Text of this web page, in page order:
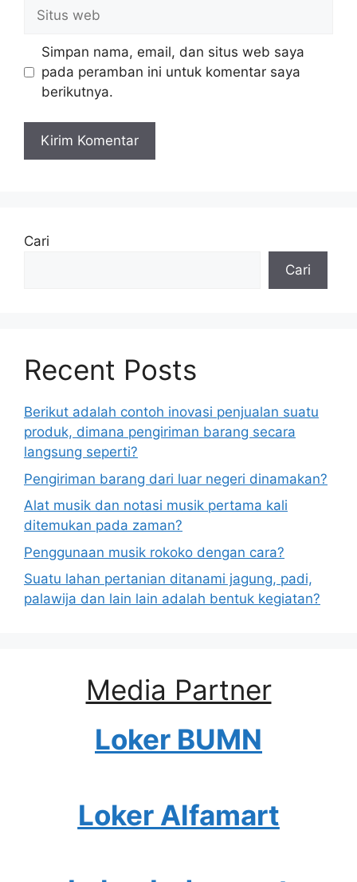
web
Simpan nama, email, dan situs web saya
pada peramban ini untuk komentar saya
berikutnya.
Cari
Cari
Recent Posts
Berikut adalah contoh inovasi penjualan suatu
produk, dimana pengiriman barang secara
langsung seperti?
Pengiriman barang dari luar negeri dinamakan?
Alat musik dan notasi musik pertama kali
ditemukan pada zaman?
Penggunaan musik rokoko dengan cara?
Suatu lahan pertanian ditanami jagung, padi,
palawija dan lain lain adalah bentuk kegiatan?
Media Partner
Loker BUMN
Loker Alfamart